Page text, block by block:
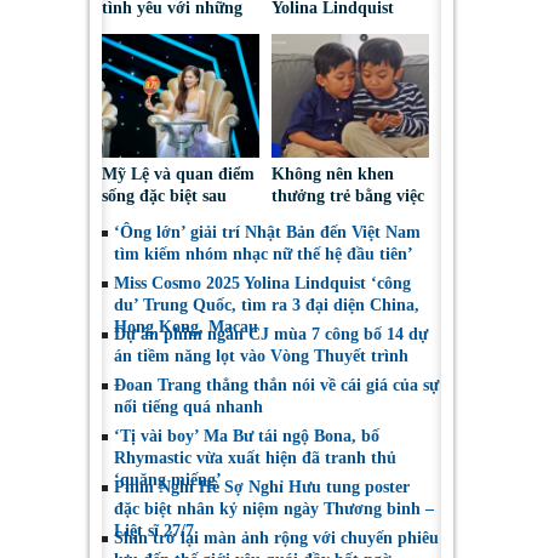
tình yêu với những
Yolina Lindquist
đại diện mới tranh
tài Miss Cosmo 2026
Mỹ Lệ và quan điểm
sống đặc biệt sau
nhiều năm làm nghề
Không nên khen
thưởng trẻ bằng việc
thoại
‘Ông lớn’ giải trí Nhật Bản đến Việt Nam
tìm kiếm nhóm nhạc nữ thế hệ đầu tiên’
Miss Cosmo 2025 Yolina Lindquist ‘công
du’ Trung Quốc, tìm ra 3 đại diện China,
Hong Kong, Macau
Dự án phim ngắn CJ mùa 7 công bố 14 dự
án tiềm năng lọt vào Vòng Thuyết trình
Đoan Trang thẳng thắn nói về cái giá của sự
nổi tiếng quá nhanh
‘Tị vài boy’ Ma Bư tái ngộ Bona, bố
Rhymastic vừa xuất hiện đã tranh thủ
‘quăng miếng’
Phim Nghỉ Hè Sợ Nghỉ Hưu tung poster
đặc biệt nhân kỷ niệm ngày Thương binh –
Liệt sĩ 27/7
Shin trở lại màn ảnh rộng với chuyến phiêu